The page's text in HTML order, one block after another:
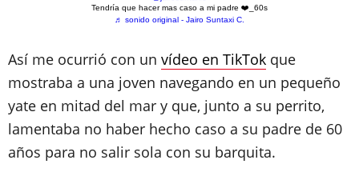
Tendría que hacer mas caso a mi padre ❤️_60s
♬ sonido original - Jairo Suntaxi C.
Así me ocurrió con un vídeo en TikTok que
mostraba a una joven navegando en un pequeño
yate en mitad del mar y que, junto a su perrito,
lamentaba no haber hecho caso a su padre de 60
años para no salir sola con su barquita.